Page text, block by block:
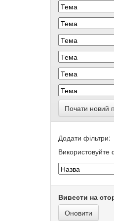
Почати новий
Додати фільтри:
Використовуйте
Вивести на